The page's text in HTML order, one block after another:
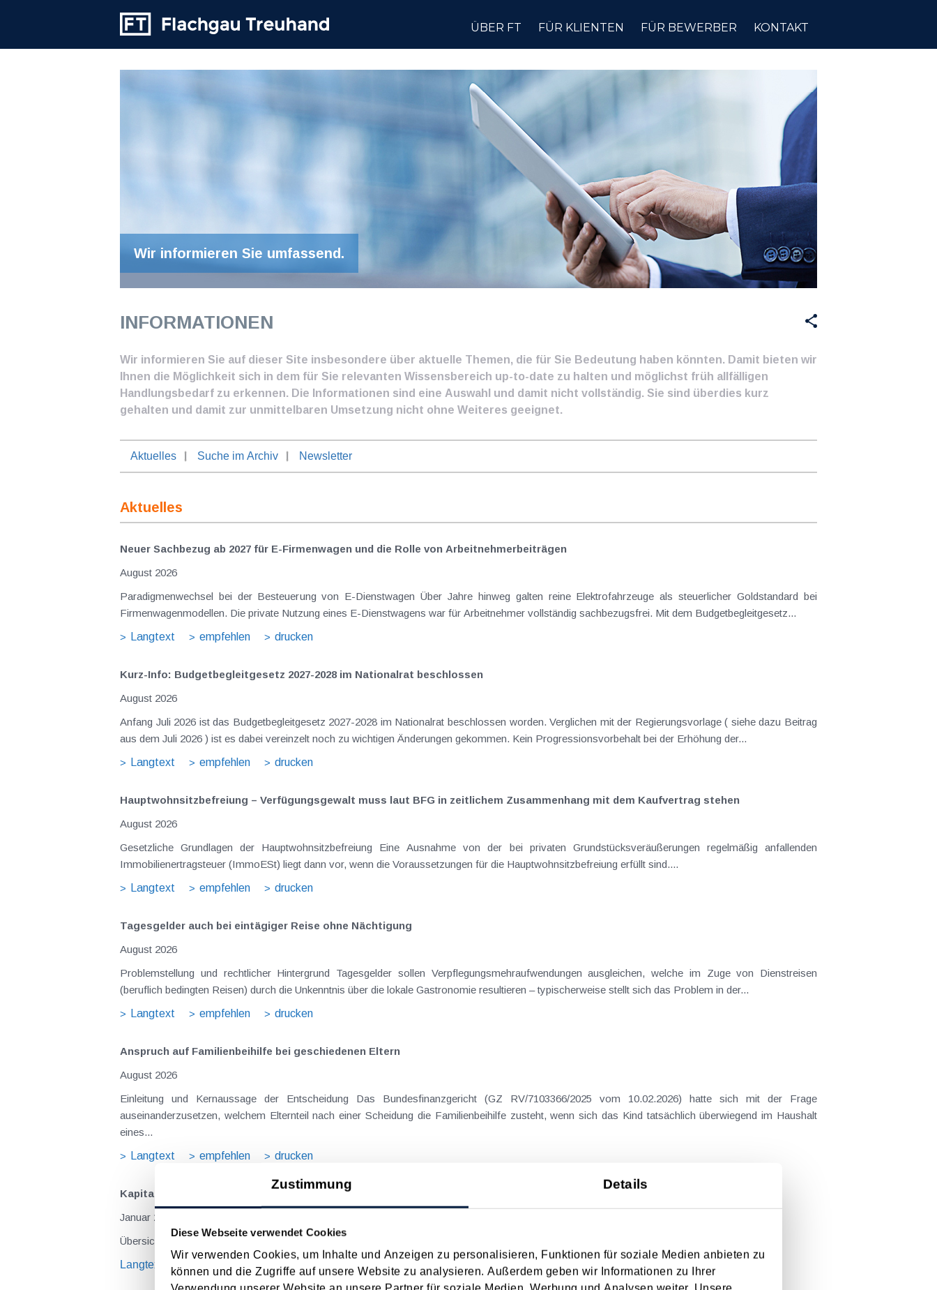
Zustimmung Details
Diese Webseite verwendet Cookies
Wir verwenden Cookies, um Inhalte und Anzeigen zu personalisieren, Funktionen für soziale Medien anbieten zu
können und die Zugriffe auf unsere Website zu analysieren. Außerdem geben wir Informationen zu Ihrer
ÜBER FT FÜR KLIENTEN FÜR BEWERBER KONTAKT
Wir informieren Sie umfassend.
INFORMATIONEN
Wir informieren Sie auf dieser Site insbesondere über aktuelle Themen, die für Sie Bedeutung haben könnten. Damit bieten wir
Ihnen die Möglichkeit sich in dem für Sie relevanten Wissensbereich up-to-date zu halten und möglichst früh allfälligen
Handlungsbedarf zu erkennen. Die Informationen sind eine Auswahl und damit nicht vollständig. Sie sind überdies kurz
gehalten und damit zur unmittelbaren Umsetzung nicht ohne Weiteres geeignet.
Aktuelles Suche im Archiv Newsletter
Aktuelles
Neuer Sachbezug ab 2027 für E-Firmenwagen und die Rolle von Arbeitnehmer​­beiträgen
August 2026
Paradigmenwechsel bei der Besteuerung von E-Dienstwagen Über Jahre hinweg galten reine Elektrofahrzeuge als steuerlicher Goldstandard bei
Firmenwagenmodellen. Die private Nutzung eines E-Dienstwagens war für Arbeitnehmer vollständig sachbezugsfrei. Mit dem Budgetbegleitgesetz...
Langtext
empfehlen drucken
Kurz-Info: Budgetbegleitgesetz 2027-2028 im Nationalrat beschlossen
August 2026
Anfang Juli 2026 ist das Budgetbegleitgesetz 2027-2028 im Nationalrat beschlossen worden. Verglichen mit der Regierungsvorlage ( siehe dazu Beitrag
aus dem Juli 2026 ) ist es dabei vereinzelt noch zu wichtigen Änderungen gekommen. Kein Progressionsvorbehalt bei der Erhöhung der...
Langtext
empfehlen drucken
Hauptwohnsitz​­befreiung – Verfügungsgewalt muss laut BFG in zeitlichem Zusammenhang mit dem Kaufvertrag stehen
August 2026
Gesetzliche Grundlagen der Hauptwohnsitzbefreiung Eine Ausnahme von der bei privaten Grundstücksveräußerungen regelmäßig anfallenden
Immobilienertragsteuer (ImmoESt) liegt dann vor, wenn die Voraussetzungen für die Hauptwohnsitzbefreiung erfüllt sind....
Langtext
empfehlen drucken
Tagesgelder auch bei eintägiger Reise ohne Nächtigung
August 2026
Problemstellung und rechtlicher Hintergrund Tagesgelder sollen Verpflegungsmehraufwendungen ausgleichen, welche im Zuge von Dienstreisen
(beruflich bedingten Reisen) durch die Unkenntnis über die lokale Gastronomie resultieren – typischerweise stellt sich das Problem in der...
Langtext
empfehlen drucken
Anspruch auf Familienbeihilfe bei geschiedenen Eltern
August 2026
Einleitung und Kernaussage der Entscheidung Das Bundesfinanzgericht (GZ RV/7103366/2025 vom 10.02.2026) hatte sich mit der Frage
auseinanderzusetzen, welchem Elternteil nach einer Scheidung die Familienbeihilfe zusteht, wenn sich das Kind tatsächlich überwiegend im Haushalt
eines...
Langtext
empfehlen drucken
Kapitalgesellschaften - Offenlegungspflichten
Januar 2026
Übersicht der Offenlegungspflichten von Kapitalgesellschaften der verschiedenen Größenklassen.
Langtext
empfehlen drucken